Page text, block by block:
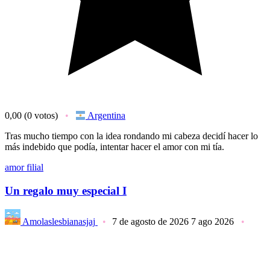
0,00 (0 votos)
Argentina
Tras mucho tiempo con la idea rondando mi cabeza decidí hacer lo
más indebido que podía, intentar hacer el amor con mi tía.
amor filial
Un regalo muy especial I
Amolaslesbianasjaj 7 de agosto de 2026 7 ago 2026